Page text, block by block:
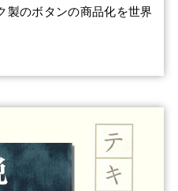
製のボタンの商品化を世界